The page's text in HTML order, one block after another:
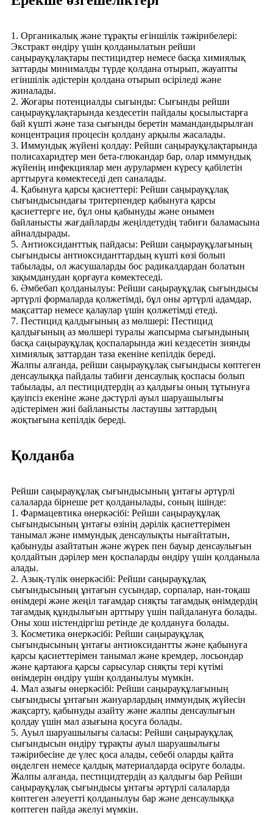
1. Органикалық және тұрақты егіншілік тәжірибелері:
Экстракт өндіру үшін қолданылатын рейши
саңырауқұлақтары пестицидтер немесе басқа химиялық
заттарды минималды түрде қолдана отырып, жауапты
егіншілік әдістерін қолдана отырып өсіріледі және
жиналады.
2. Жоғары потенциалды сығынды: Сығынды рейши
саңырауқұлақтарында кездесетін пайдалы қосылыстарға
бай күшті және таза сығынды беретін мамандандырылған
концентрация процесін қолдану арқылы жасалады.
3. Иммундық жүйені қолдау: Рейши саңырауқұлақтарында
полисахаридтер мен бета-глюкандар бар, олар иммундық
жүйенің инфекциялар мен аурулармен күресу қабілетін
арттыруға көмектеседі деп саналады.
4. Қабынуға қарсы қасиеттері: Рейши саңырауқұлақ
сығындысындағы тритерпендер қабынуға қарсы
қасиеттерге ие, бұл оны қабынуды және онымен
байланысты жағдайларды жеңілдетудің табиғи баламасына
айналдырады.
5. Антиоксиданттық пайдасы: Рейши саңырауқұлағының
сығындысы антиоксиданттардың күшті көзі болып
табылады, ол жасушаларды бос радикалдардан болатын
зақымданудан қорғауға көмектеседі.
6. Әмбебап қолданылуы: Рейши саңырауқұлақ сығындысы
әртүрлі формаларда қолжетімді, бұл оны әртүрлі адамдар,
мақсаттар немесе қалаулар үшін қолжетімді етеді.
7. Пестицид қалдығының аз мөлшері: Пестицид
қалдығының аз мөлшері туралы жапсырма сығындының
басқа саңырауқұлақ қоспаларында жиі кездесетін зиянды
химиялық заттардан таза екеніне кепілдік береді.
Жалпы алғанда, рейши саңырауқұлақ сығындысы көптеген
денсаулыққа пайдалы табиғи денсаулық қоспасы болып
табылады, ал пестицидтердің аз қалдығы оның тұтынуға
қауіпсіз екеніне және дәстүрлі ауыл шаруашылығы
әдістерімен жиі байланысты ластаушы заттардың
жоқтығына кепілдік береді.
Қолданба
Рейши саңырауқұлақ сығындысының ұнтағы әртүрлі
салаларда бірнеше рет қолданылады, соның ішінде:
1. Фармацевтика өнеркәсібі: Рейши саңырауқұлақ
сығындысының ұнтағы өзінің дәрілік қасиеттерімен
танымал және иммундық денсаулықты нығайтатын,
қабынуды азайтатын және жүрек пен бауыр денсаулығын
қолдайтын дәрілер мен қоспаларды өндіру үшін қолданыла
алады.
2. Азық-түлік өнеркәсібі: Рейши саңырауқұлақ
сығындысының ұнтағын сусындар, сорпалар, нан-тоқаш
өнімдері және жеңіл тағамдар сияқты тағамдық өнімдердің
тағамдық құндылығын арттыру үшін пайдалануға болады.
Оны хош иістендіргіш ретінде де қолдануға болады.
3. Косметика өнеркәсібі: Рейши саңырауқұлақ
сығындысының ұнтағы антиоксидантты және қабынуға
қарсы қасиеттерімен танымал және кремдер, лосьондар
және қартаюға қарсы сарысулар сияқты тері күтімі
өнімдерін өндіру үшін қолданылуы мүмкін.
4. Мал азығы өнеркәсібі: Рейши саңырауқұлағының
сығындысы ұнтағын жануарлардың иммундық жүйесін
жақсарту, қабынуды азайту және жалпы денсаулығын
қолдау үшін мал азығына қосуға болады.
5. Ауыл шаруашылығы саласы: Рейши саңырауқұлақ
сығындысын өндіру тұрақты ауыл шаруашылығы
тәжірибесіне де үлес қоса алады, себебі оларды қайта
өңделген немесе қалдық материалдарда өсіруге болады.
Жалпы алғанда, пестицидтердің аз қалдығы бар Рейши
саңырауқұлақ сығындысы ұнтағы әртүрлі салаларда
көптеген әлеуетті қолданылуы бар және денсаулыққа
көптеген пайда әкелуі мүмкін.